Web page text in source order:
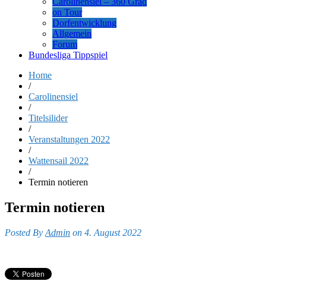
on Tour
Dorfentwicklung
Allgemein
Forum
Bundesliga Tippspiel
Home
/
Carolinensiel
/
Titelsilider
/
Veranstaltungen 2022
/
Wattensail 2022
/
Termin notieren
Termin notieren
Posted By Admin on 4. August 2022